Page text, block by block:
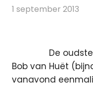
1 september 2013
De
Bob van Huët
vanavond